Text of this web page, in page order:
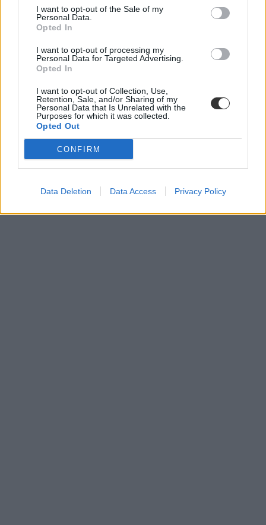
I want to opt-out of the Sale of my
Personal Data.
Opted In
I want to opt-out of processing my
Personal Data for Targeted Advertising.
Opted In
I want to opt-out of Collection, Use,
Retention, Sale, and/or Sharing of my
Personal Data that Is Unrelated with the
Purposes for which it was collected.
Opted Out
CONFIRM
Data Deletion Data Access Privacy Policy
átlagfizetések
átlagbérek